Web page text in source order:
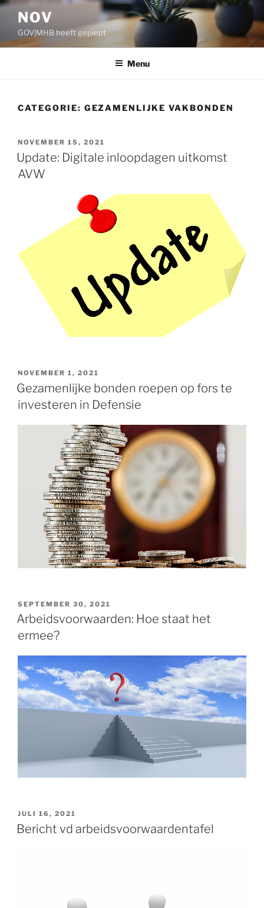
Ga
inhoud
NOV
GOV|MHB heeft gepiept
Menu
CATEGORIE: GEZAMENLIJKE VAKBONDEN
GEPLAATST
OP
NOVEMBER 15, 2021
Update: Digitale inloopdagen uitkomst
AVW
GEPLAATST
OP
NOVEMBER 1, 2021
Gezamenlijke bonden roepen op fors te
investeren in Defensie
GEPLAATST
OP
SEPTEMBER 30, 2021
Arbeidsvoorwaarden: Hoe staat het
ermee?
GEPLAATST
OP
JULI 16, 2021
Bericht vd arbeidsvoorwaardentafel